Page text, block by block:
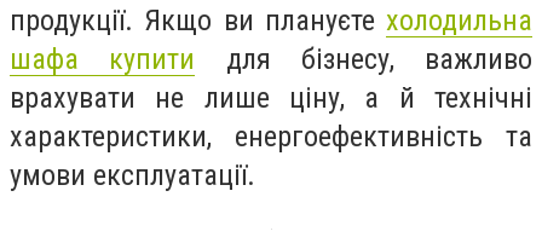
продукції. Якщо ви плануєте холодильна
шафа купити для бізнесу, важливо
врахувати не лише ціну, а й технічні
характеристики, енергоефективність та
умови експлуатації.